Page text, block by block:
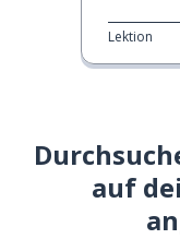
Lektion
auf